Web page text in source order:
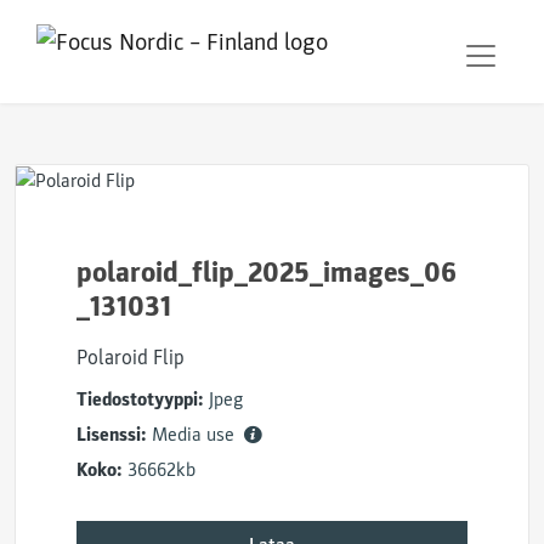
polaroid_flip_2025_images_06
_131031
Polaroid Flip
Tiedostotyyppi: Jpeg
Lisenssi: Media use
Koko: 36662kb